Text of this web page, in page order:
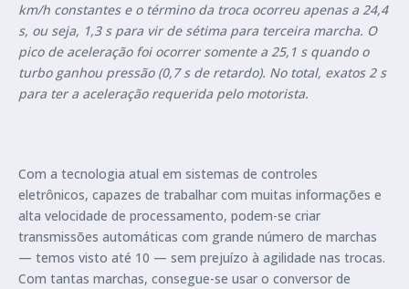
km/h constantes e o término da troca ocorreu apenas a 24,4
s, ou seja, 1,3 s para vir de sétima para terceira marcha. O
pico de aceleração foi ocorrer somente a 25,1 s quando o
turbo ganhou pressão (0,7 s de retardo). No total, exatos 2 s
para ter a aceleração requerida pelo motorista.
Com a tecnologia atual em sistemas de controles
eletrônicos, capazes de trabalhar com muitas informações e
alta velocidade de processamento, podem-se criar
transmissões automáticas com grande número de marchas
— temos visto até 10 — sem prejuízo à agilidade nas trocas.
Com tantas marchas, consegue-se usar o conversor de